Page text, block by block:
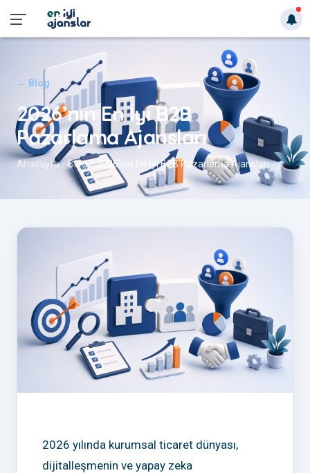
← Blog
2026’nın En İyi B2B
Pazarlama Ajansları
Anasayfa Blog 2026’nın En İyi B2B Pazarlama Ajansları
2026 yılında kurumsal ticaret dünyası,
dijitalleşmenin ve yapay zeka